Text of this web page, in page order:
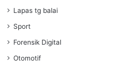
Lapas tg balai
Sport
Forensik Digital
Otomotif